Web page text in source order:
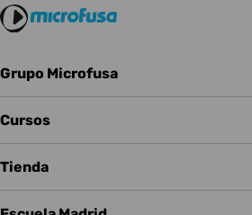
Grupo Microfusa
Cursos
Tienda